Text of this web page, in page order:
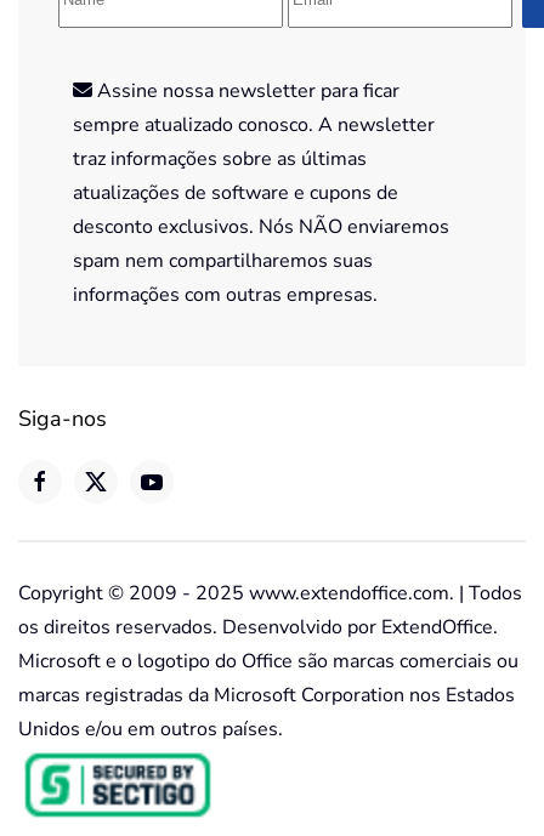
Assine nossa newsletter para ficar
sempre atualizado conosco. A newsletter
traz informações sobre as últimas
atualizações de software e cupons de
desconto exclusivos. Nós NÃO enviaremos
spam nem compartilharemos suas
informações com outras empresas.
Siga-nos
Copyright © 2009 - 2025 www.extendoffice.com. | Todos
os direitos reservados. Desenvolvido por ExtendOffice.
Microsoft e o logotipo do Office são marcas comerciais ou
marcas registradas da Microsoft Corporation nos Estados
Unidos e/ou em outros países.